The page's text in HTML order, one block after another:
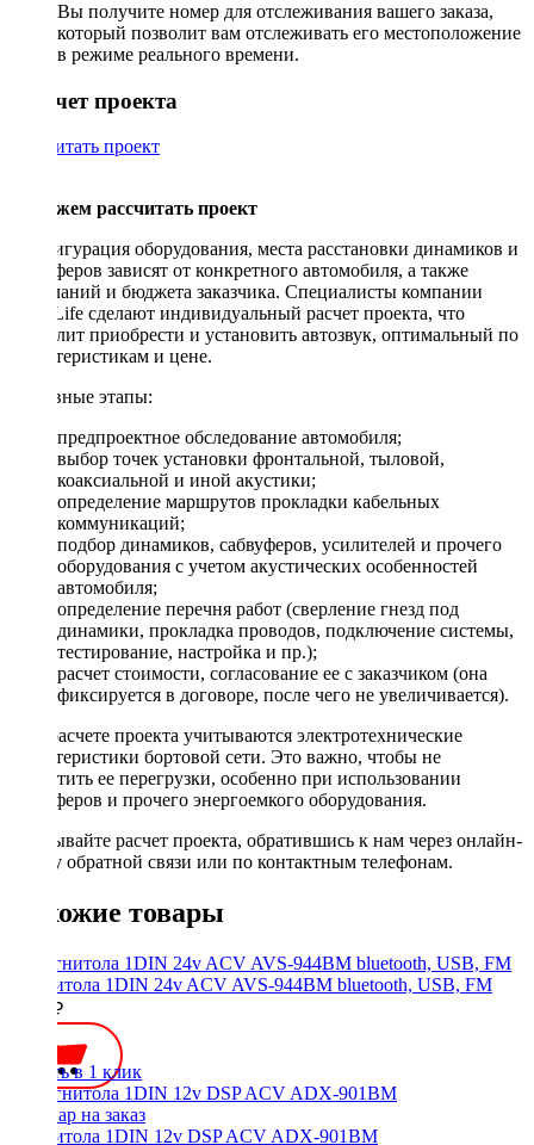
Вы получите номер для отслеживания вашего заказа,
который позволит вам отслеживать его местоположение
в режиме реального времени.
Рассчет проекта
Рассчитать проект
Поможем рассчитать проект
Конфигурация оборудования, места расстановки динамиков и
сабвуферов зависят от конкретного автомобиля, а также
пожеланий и бюджета заказчика. Специалисты компании
DriveLife сделают индивидуальный расчет проекта, что
позволит приобрести и установить автозвук, оптимальный по
характеристикам и цене.
Основные этапы:
предпроектное обследование автомобиля;
выбор точек установки фронтальной, тыловой,
коаксиальной и иной акустики;
определение маршрутов прокладки кабельных
коммуникаций;
подбор динамиков, сабвуферов, усилителей и прочего
оборудования с учетом акустических особенностей
автомобиля;
определение перечня работ (сверление гнезд под
динамики, прокладка проводов, подключение системы,
тестирование, настройка и пр.);
расчет стоимости, согласование ее с заказчиком (она
фиксируется в договоре, после чего не увеличивается).
При расчете проекта учитываются электротехнические
характеристики бортовой сети. Это важно, чтобы не
допустить ее перегрузки, особенно при использовании
сабвуферов и прочего энергоемкого оборудования.
Заказывайте расчет проекта, обратившись к нам через онлайн-
форму обратной связи или по контактным телефонам.
Похожие товары
Магнитола 1DIN 24v ACV AVS-944BM bluetooth, USB, FM
3400 ₽
Купить в 1 клик
Магнитола 1DIN 12v DSP ACV ADX-901BM